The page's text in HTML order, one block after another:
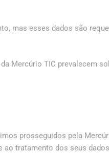
mas esses dados são
Mercúrio TIC prevalecem
prosseguidos pela
ao tratamento dos seus